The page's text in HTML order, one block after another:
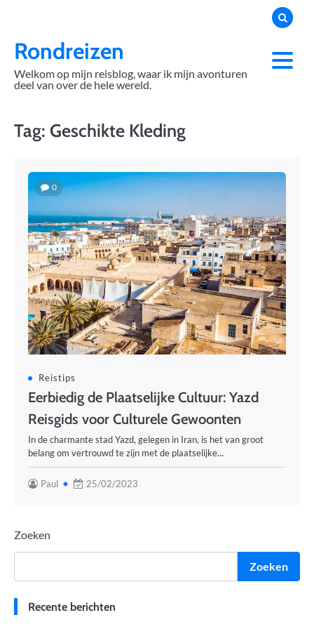
contentRondreizen
Welkom op mijn reisblog, waar ik mijn avonturen
deel van over de hele wereld.
Tag: Geschikte Kleding
0
Reistips
Eerbiedig de Plaatselijke Cultuur: Yazd
Reisgids voor Culturele Gewoonten
In de charmante stad Yazd, gelegen in Iran, is het van groot
belang om vertrouwd te zijn met de plaatselijke…
Paul 25/02/2023
Zoeken
Zoeken
Recente berichten